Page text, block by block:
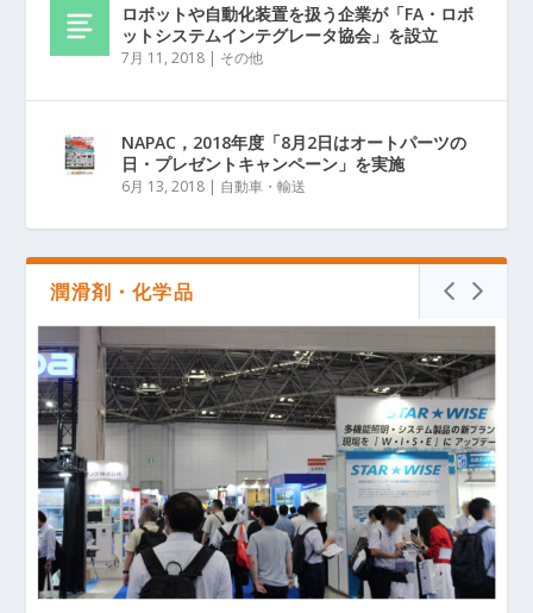
ロボットや自動化装置を扱う企業が「FA・ロボ
ットシステムインテグレータ協会」を設立
7月 11, 2018 | その他
NAPAC，2018年度「8月2日はオートパーツの
日・プレゼントキャンペーン」を実施
6月 13, 2018 | 自動車・輸送
潤滑剤・化学品